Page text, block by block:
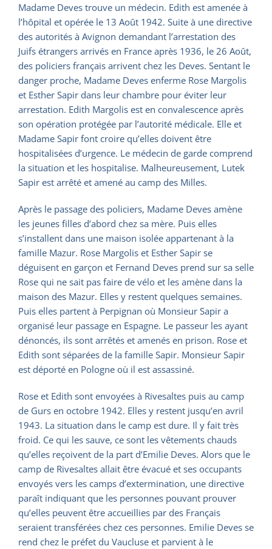
Madame Deves trouve un médecin. Edith est amenée à
l’hôpital et opérée le 13 Août 1942. Suite à une directive
des autorités à Avignon demandant l’arrestation des
Juifs étrangers arrivés en France après 1936, le 26 Août,
des policiers français arrivent chez les Deves. Sentant le
danger proche, Madame Deves enferme Rose Margolis
et Esther Sapir dans leur chambre pour éviter leur
arrestation. Edith Margolis est en convalescence après
son opération protégée par l’autorité médicale. Elle et
Madame Sapir font croire qu’elles doivent être
hospitalisées d’urgence. Le médecin de garde comprend
la situation et les hospitalise. Malheureusement, Lutek
Sapir est arrêté et amené au camp des Milles.
Après le passage des policiers, Madame Deves amène
les jeunes filles d’abord chez sa mère. Puis elles
s’installent dans une maison isolée appartenant à la
famille Mazur. Rose Margolis et Esther Sapir se
déguisent en garçon et Fernand Deves prend sur sa selle
Rose qui ne sait pas faire de vélo et les amène dans la
maison des Mazur. Elles y restent quelques semaines.
Puis elles partent à Perpignan où Monsieur Sapir a
organisé leur passage en Espagne. Le passeur les ayant
dénoncés, ils sont arrêtés et amenés en prison. Rose et
Edith sont séparées de la famille Sapir. Monsieur Sapir
est déporté en Pologne où il est assassiné.
Rose et Edith sont envoyées à Rivesaltes puis au camp
de Gurs en octobre 1942. Elles y restent jusqu’en avril
1943. La situation dans le camp est dure. Il y fait très
froid. Ce qui les sauve, ce sont les vêtements chauds
qu’elles reçoivent de la part d’Emilie Deves. Alors que le
camp de Rivesaltes allait être évacué et ses occupants
envoyés vers les camps d’extermination, une directive
paraît indiquant que les personnes pouvant prouver
qu’elles peuvent être accueillies par des Français
seraient transférées chez ces personnes. Emilie Deves se
rend chez le préfet du Vaucluse et parvient à le